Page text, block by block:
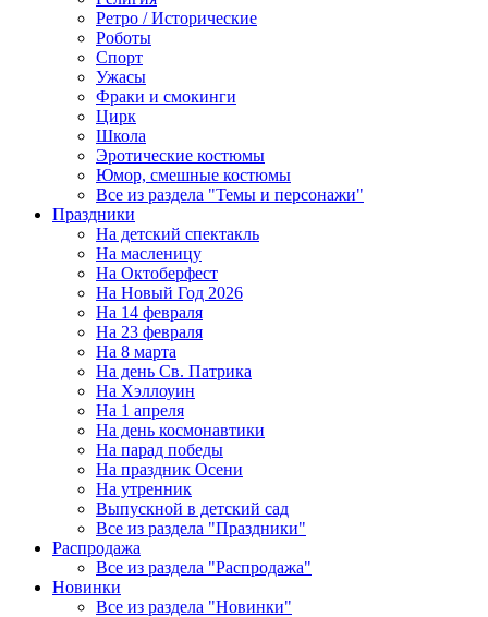
Ретро / Исторические
Роботы
Спорт
Ужасы
Фраки и смокинги
Цирк
Школа
Эротические костюмы
Юмор, смешные костюмы
Все из раздела "Темы и персонажи"
Праздники
На детский спектакль
На масленицу
На Октоберфест
На Новый Год 2026
На 14 февраля
На 23 февраля
На 8 марта
На день Св. Патрика
На Хэллоуин
На 1 апреля
На день космонавтики
На парад победы
На праздник Осени
На утренник
Выпускной в детский сад
Все из раздела "Праздники"
Распродажа
Все из раздела "Распродажа"
Новинки
Все из раздела "Новинки"